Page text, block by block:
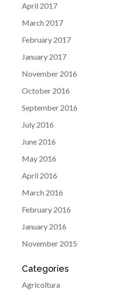
April 2017
March 2017
February 2017
January 2017
November 2016
October 2016
September 2016
July 2016
June 2016
May 2016
April 2016
March 2016
February 2016
January 2016
November 2015
Categories
Agricoltura